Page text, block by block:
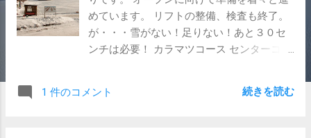
めています。 リフトの整備、検査も終了。
が・・・雪がない！足りない！あと３０セ
ンチは必要！ カラマツコース センターコー
1 件のコメント 続きを読む